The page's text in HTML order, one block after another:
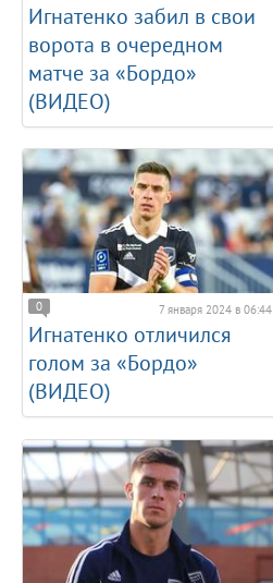
Игнатенко забил в свои
ворота в очередном
матче за «Бордо»
(ВИДЕО)
0 7 января 2024 в 06:44
Игнатенко отличился
голом за «Бордо»
(ВИДЕО)